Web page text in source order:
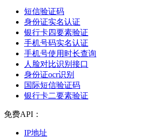
短信验证码
身份证实名认证
银行卡四要素验证
手机号码实名认证
手机号使用时长查询
人脸对比识别接口
身份证ocr识别
国际短信验证码
银行卡二要素验证
免费API：
IP地址